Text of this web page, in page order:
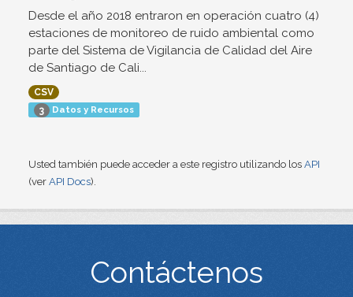
Desde el año 2018 entraron en operación cuatro (4)
estaciones de monitoreo de ruido ambiental como
parte del Sistema de Vigilancia de Calidad del Aire
de Santiago de Cali...
CSV
3 Datos y Recursos
Usted también puede acceder a este registro utilizando los API
(ver API Docs).
Contáctenos